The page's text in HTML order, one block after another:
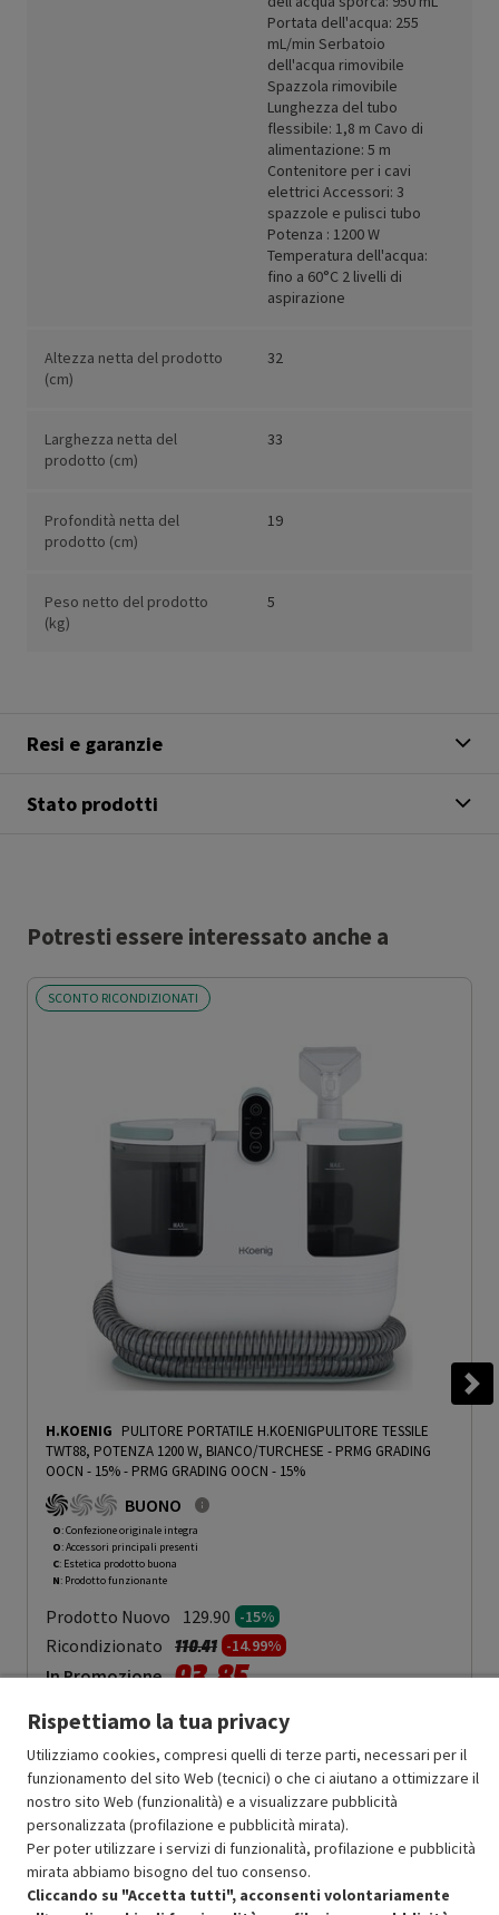
Portata dell'acqua: 255
mL/min Serbatoio
dell'acqua rimovibile
Spazzola rimovibile
Lunghezza del tubo
flessibile: 1,8 m Cavo di
alimentazione: 5 m
Contenitore per i cavi
elettrici Accessori: 3
spazzole e pulisci tubo
Potenza : 1200 W
Temperatura dell'acqua:
fino a 60°C 2 livelli di
aspirazione
Altezza netta del prodotto
(cm)
32
Larghezza netta del
prodotto (cm)
33
Profondità netta del
prodotto (cm)
19
Peso netto del prodotto
(kg)
5
Resi e garanzie
Stato prodotti
Potresti essere interessato anche a
SCONTO RICONDIZIONATI
H.KOENIG PULITORE PORTATILE H.KOENIGPULITORE TESSILE
TWT88, POTENZA 1200 W, BIANCO/TURCHESE - PRMG GRADING
OOCN - 15%- PRMG GRADING OOCN - 15%
BUONO
O: Confezione originale integra
O: Accessori principali presenti
C: Estetica prodotto buona
N: Prodotto funzionante
Prodotto Nuovo 129.90 -15%
Ricondizionato Prezzo ridotto da
110.41a-14.99%
In Promozione 93.85
Aggiungi al carrello
SCONTO RICONDIZIONATI
Approfitta dello sconto del 15% sul prodotto ricondizionato.
Rispettiamo la tua privacy
Utilizziamo cookies, compresi quelli di terze parti, necessari per il
funzionamento del sito Web (tecnici) o che ci aiutano a ottimizzare il
nostro sito Web (funzionalità) e a visualizzare pubblicità
personalizzata (profilazione e pubblicità mirata).
Per poter utilizzare i servizi di funzionalità, profilazione e pubblicità
mirata abbiamo bisogno del tuo consenso.
Cliccando su "Accetta tutti", acconsenti volontariamente